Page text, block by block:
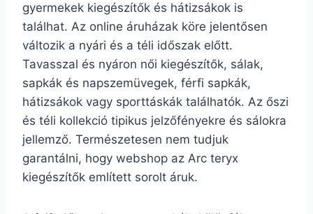
gyermekek kiegészítők és hátizsákok is
találhat. Az online áruházak köre jelentősen
változik a nyári és a téli időszak előtt.
Tavasszal és nyáron női kiegészítők, sálak,
sapkák és napszemüvegek, férfi sapkák,
hátizsákok vagy sporttáskák találhatók. Az őszi
és téli kollekció tipikus jelzőfényekre és sálokra
jellemző. Természetesen nem tudjuk
garantálni, hogy webshop az Arc teryx
kiegészítők említett sorolt áruk.